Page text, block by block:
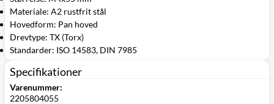
Materiale: A2 rustfrit stål
Hovedform: Pan hoved
Drevtype: TX (Torx)
Standarder: ISO 14583, DIN 7985
Specifikationer
Varenummer:
2205804055